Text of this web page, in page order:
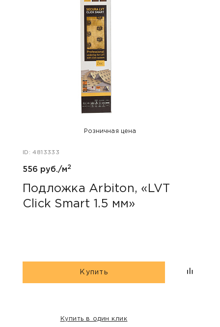
Розничная цена
ID: 4813333
556 руб./м2
Подложка Arbiton, «LVT
Click Smart 1.5 мм»
Купить
Купить в один клик